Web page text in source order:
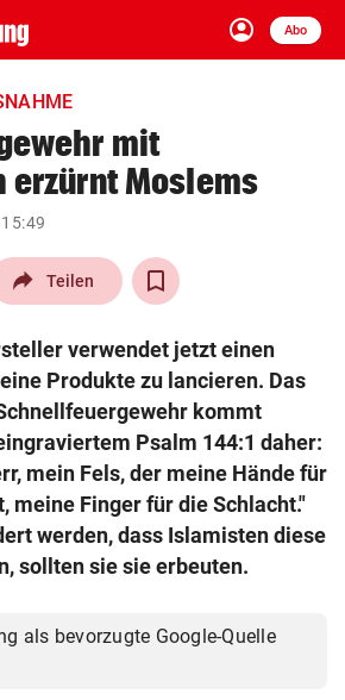
account_circle
Anmelden
Abo
close Schließen
arrow_right
arrow_right
& Co KG 2026
mit
erzürnt Moslems
Teilen
verwendet jetzt einen
Produkte zu lancieren. Das
kommt
Psalm 144:1 daher:
mein Fels, der meine Hände für
meine Finger für die Schlacht."
werden, dass Islamisten diese
sollten sie sie erbeuten.
als bevorzugte Google-Quelle